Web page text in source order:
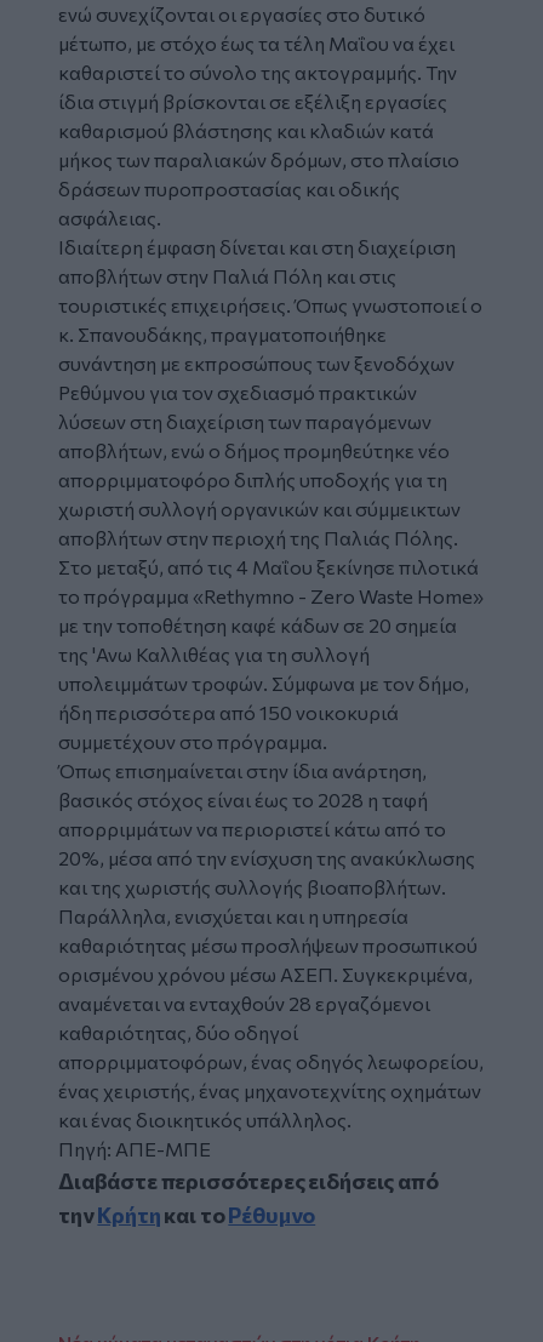
ενώ συνεχίζονται οι εργασίες στο δυτικό
μέτωπο, με στόχο έως τα τέλη Μαΐου να έχει
καθαριστεί το σύνολο της ακτογραμμής. Την
ίδια στιγμή βρίσκονται σε εξέλιξη εργασίες
καθαρισμού βλάστησης και κλαδιών κατά
μήκος των παραλιακών δρόμων, στο πλαίσιο
δράσεων πυροπροστασίας και οδικής
ασφάλειας.
Ιδιαίτερη έμφαση δίνεται και στη διαχείριση
αποβλήτων στην Παλιά Πόλη και στις
τουριστικές επιχειρήσεις. Όπως γνωστοποιεί ο
κ. Σπανουδάκης, πραγματοποιήθηκε
συνάντηση με εκπροσώπους των ξενοδόχων
Ρεθύμνου για τον σχεδιασμό πρακτικών
λύσεων στη διαχείριση των παραγόμενων
αποβλήτων, ενώ ο δήμος προμηθεύτηκε νέο
απορριμματοφόρο διπλής υποδοχής για τη
χωριστή συλλογή οργανικών και σύμμεικτων
αποβλήτων στην περιοχή της Παλιάς Πόλης.
Στο μεταξύ, από τις 4 Μαΐου ξεκίνησε πιλοτικά
το πρόγραμμα «Rethymno - Zero Waste Home»
με την τοποθέτηση καφέ κάδων σε 20 σημεία
της 'Ανω Καλλιθέας για τη συλλογή
υπολειμμάτων τροφών. Σύμφωνα με τον δήμο,
ήδη περισσότερα από 150 νοικοκυριά
συμμετέχουν στο πρόγραμμα.
Όπως επισημαίνεται στην ίδια ανάρτηση,
βασικός στόχος είναι έως το 2028 η ταφή
απορριμμάτων να περιοριστεί κάτω από το
20%, μέσα από την ενίσχυση της ανακύκλωσης
και της χωριστής συλλογής βιοαποβλήτων.
Παράλληλα, ενισχύεται και η υπηρεσία
καθαριότητας μέσω προσλήψεων προσωπικού
ορισμένου χρόνου μέσω ΑΣΕΠ. Συγκεκριμένα,
αναμένεται να ενταχθούν 28 εργαζόμενοι
καθαριότητας, δύο οδηγοί
απορριμματοφόρων, ένας οδηγός λεωφορείου,
ένας χειριστής, ένας μηχανοτεχνίτης οχημάτων
και ένας διοικητικός υπάλληλος.
Πηγή: ΑΠΕ-ΜΠΕ
Διαβάστε περισσότερες ειδήσεις από
τηνΚρήτηκαι τοΡέθυμνο